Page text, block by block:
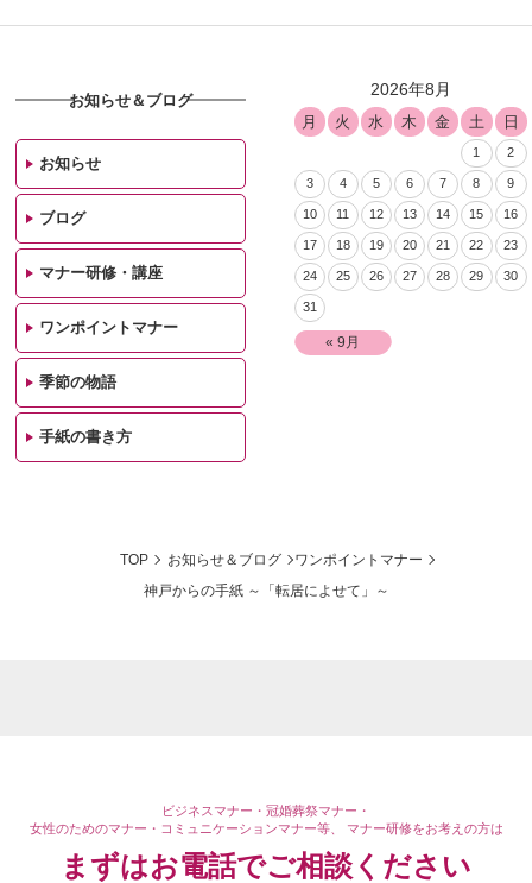
お知らせ＆ブログ
お知らせ
ブログ
マナー研修・講座
ワンポイントマナー
季節の物語
手紙の書き方
2026年8月
月 火 水 木 金 土 日
« 9月
1 2
3 4 5 6 7 8 9
10 11 12 13 14 15 16
17 18 19 20 21 22 23
24 25 26 27 28 29 30
31
TOP お知らせ＆ブログ
ワンポイントマナー
神戸からの手紙 ～「転居によせて」～
ビジネスマナー・冠婚葬祭マナー・
女性のためのマナー・コミュニケーションマナー等、
マナー研修をお考えの方は
まずはお電話でご相談ください